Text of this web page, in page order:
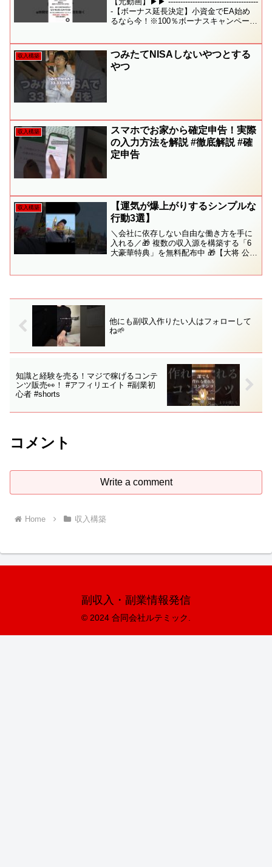
-【ボーナス延長決定】小資金でEA始め
るなら今！※100％ボーナスキャンペーン
収入構築
つみたてNISAしないやつとする
やつ
収入構築
スマホでお家から確定申告！実際
の入力方法を解説 #徹底解説 #確
定申告
収入構築
【運気が爆上がりするシンプルな
行動3選】
＼会社に依存しない自由な働き方を手に
入れる／🎁 複数の収入源を構築する「6
大豪華特典」を無料配布中 🎁【大将 公式
他にも副収入作りたい人はフォローして
ね🌱
知識と経験を売る！マジで稼げるコンテ
ンツ販売👀！ #アフィリエイト #副業初
心者 #shorts
コメント
Write a comment
Home 収入構築
副収入・副業情報発信
© 2024 合同会社ルテミック.